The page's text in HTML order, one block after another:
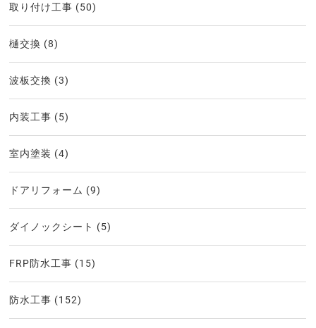
取り付け工事 (50)
樋交換 (8)
波板交換 (3)
内装工事 (5)
室内塗装 (4)
ドアリフォーム (9)
ダイノックシート (5)
FRP防水工事 (15)
防水工事 (152)